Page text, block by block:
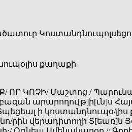
քաղաքի
ՈՐ ԿՈՉԻ/ Մաշտոց /
արարողու[թ]ի[ւն]ս
Տպեցեալ ի կոստանդնուպօ/
րին վերադիտողի Տ[եառ]ն